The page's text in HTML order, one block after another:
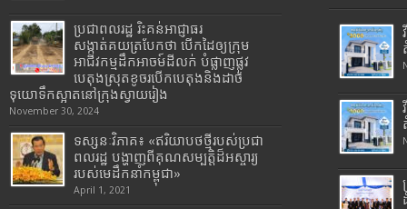
ប្រជាពលរដ្ឋ រិះគន់អាជ្ញាធរ
សង្កាត់គយត្របែកថា បើកដៃឲ្យក្រុម
អាជីវកម្មដឹកអាចម៍ដីលក់ បំផ្លាញផ្លូវ
បេតុងស្រុតខូចរបើកបេតុងនិងដាច់
ទុយោទឹកស្អាតនៅក្រុងស្វាយរៀង
November 30, 2024
ទស្សនៈវិភាគ៖ «ឥរិយាបថថ្មីរបស់ប្រជា
ពលរដ្ឋ បង្ហាញពីគុណសម្បត្តិដ៏អស្ចារ្យ
របស់មេដឹកនាំកម្ពុជា»
April 1, 2021